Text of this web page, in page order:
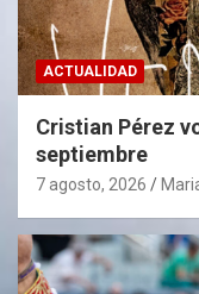
ACTUALIDAD
Cristian Pérez
septiembre
7 agosto, 2026